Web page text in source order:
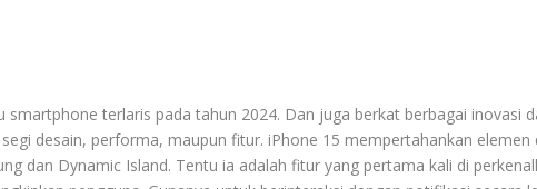
smartphone terlaris pada tahun 2024. Dan juga berkat berbagai inovasi
desain, performa, maupun fitur. iPhone 15 mempertahankan elemen
dan Dynamic Island. Tentu ia adalah fitur yang pertama kali di